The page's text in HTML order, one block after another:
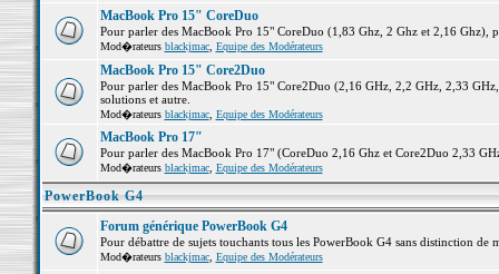
MacBook Pro 15" CoreDuo
Pour parler des MacBook Pro 15" CoreDuo (1,83 Ghz, 2 Ghz et 2,16 Ghz),
Mod�rateurs blackjmac, Equipe des Modérateurs
MacBook Pro 15" Core2Duo
Pour parler des MacBook Pro 15" Core2Duo (2,16 GHz, 2,2 GHz, 2,33
solutions et autre.
Mod�rateurs blackjmac, Equipe des Modérateurs
MacBook Pro 17"
Pour parler des MacBook Pro 17" (CoreDuo 2,16 Ghz et Core2Duo 2,33
Mod�rateurs blackjmac, Equipe des Modérateurs
PowerBook G4
Forum générique PowerBook G4
Pour débattre de sujets touchants tous les PowerBook G4 sans distinction de
Mod�rateurs blackjmac, Equipe des Modérateurs